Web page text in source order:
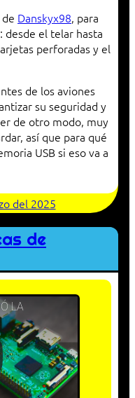
Danskyx98, para
desde el telar hasta
perforadas y el
de los aviones
su seguridad y
de otro modo, muy
así que para qué
USB si eso va a
del 2025
de
LA